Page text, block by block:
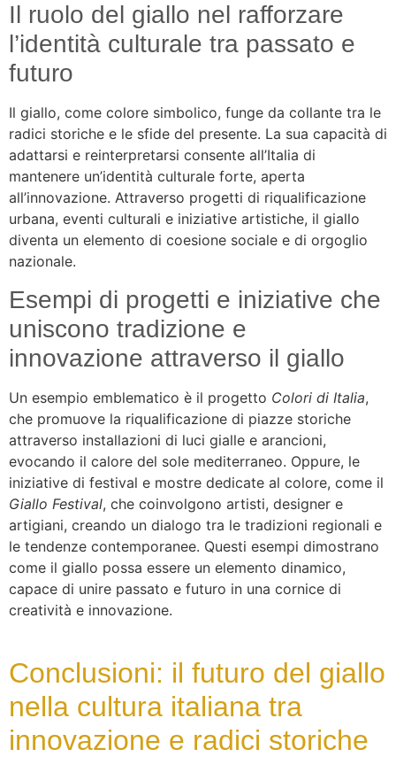
Il ruolo del giallo nel rafforzare
l’identità culturale tra passato e
futuro
Il giallo, come colore simbolico, funge da collante tra le
radici storiche e le sfide del presente. La sua capacità di
adattarsi e reinterpretarsi consente all’Italia di
mantenere un’identità culturale forte, aperta
all’innovazione. Attraverso progetti di riqualificazione
urbana, eventi culturali e iniziative artistiche, il giallo
diventa un elemento di coesione sociale e di orgoglio
nazionale.
Esempi di progetti e iniziative che
uniscono tradizione e
innovazione attraverso il giallo
Un esempio emblematico è il progetto Colori di Italia,
che promuove la riqualificazione di piazze storiche
attraverso installazioni di luci gialle e arancioni,
evocando il calore del sole mediterraneo. Oppure, le
iniziative di festival e mostre dedicate al colore, come il
Giallo Festival, che coinvolgono artisti, designer e
artigiani, creando un dialogo tra le tradizioni regionali e
le tendenze contemporanee. Questi esempi dimostrano
come il giallo possa essere un elemento dinamico,
capace di unire passato e futuro in una cornice di
creatività e innovazione.
Conclusioni: il futuro del giallo
nella cultura italiana tra
innovazione e radici storiche